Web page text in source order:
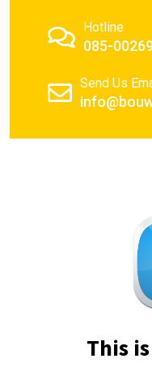
Hotline
085-
Send Us
This